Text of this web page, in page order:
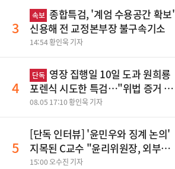
3
속보 종합특검, '계엄 수용공간 확보'
신용해 전 교정본부장 불구속기소
14:54 황인욱 기자
4
단독 영장 집행일 10일 도과 원희룡
포렌식 시도한 특검…"위법 증거 수
집" 지적
08.05 17:10 황인욱 기자
5
[단독 인터뷰] '윤민우와 징계 논의'
지목된 C교수 "윤리위원장, 외부와
논의 잘못된 행위"
15:00 오수진 기자